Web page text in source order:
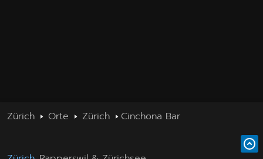
Zürich Orte Zürich Cinchona Bar